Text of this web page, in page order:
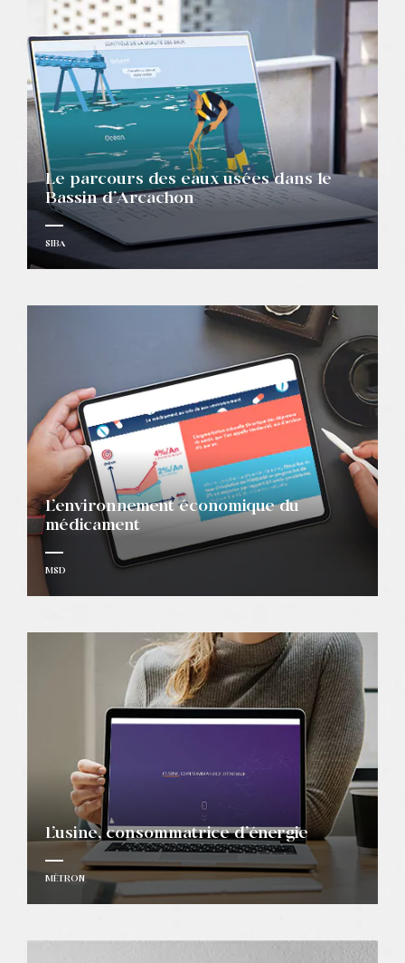
Le parcours des eaux usées dans le
Bassin d’Arcachon
SIBA
L’environnement économique du
médicament
MSD
L’usine, consommatrice d’énergie
MÉTRON